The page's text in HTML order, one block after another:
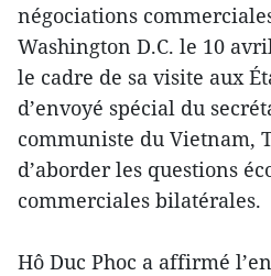
négociations
Washington D.C. le 10
le cadre de sa visite aux
d’envoyé spécial du
communiste du Vietnam,
d’aborder les questions
commerciales bilatérales.
Hô Duc Phoc a affirmé